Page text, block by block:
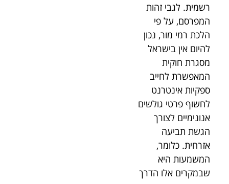
רשמית. לגבי זהות
המפרסם, על פי
הלכת רמי מור, נכון
להיום אין בישראל
מסגרת חוקית
המאפשרת לחייב
ספקיות אינטרנט
לחשוף פרטי גולשים
אנונימיים לצורך
הגשת תביעה
אזרחית. כלומר,
המשמעות היא
שבמקרים אלו הדרך